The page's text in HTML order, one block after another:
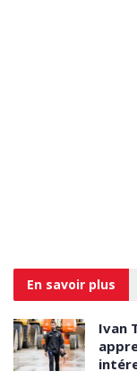
En savoir plus
Ivan